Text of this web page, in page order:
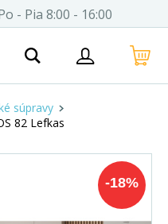
- Pia 8:00 - 16:00
súpravy
82 Lefkas
-18%